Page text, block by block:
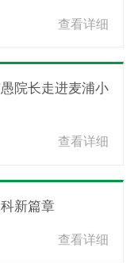
查看详细
院长走进麦浦小
查看详细
新篇章
查看详细